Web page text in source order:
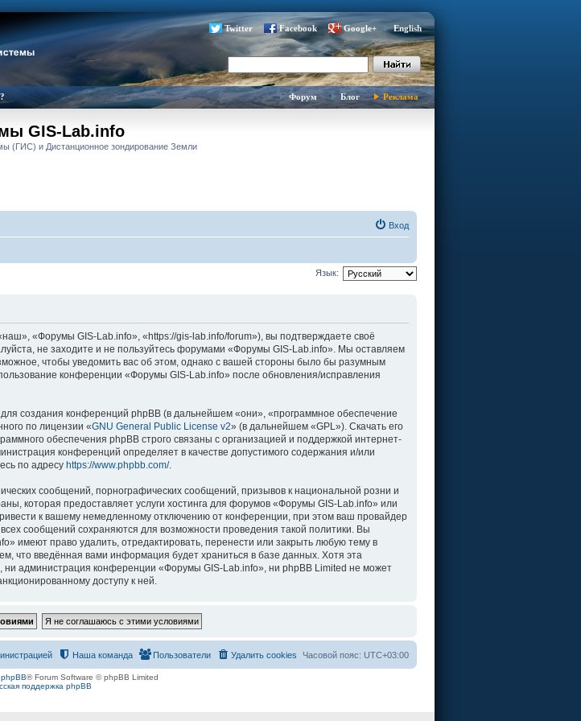
Twitter Facebook Google+ English
Форум Блог Реклама
GIS-Lab.info
(ГИС) и Дистанционное зондирование Земли
Вход
Язык:
«Форумы GIS-Lab.info», «https://gis-lab.info/forum»), вы подтверждаете своё
не заходите и не пользуйтесь форумами «Форумы GIS-Lab.info». Мы оставляем
чтобы уведомить вас об этом, однако с вашей стороны было бы разумным
конференции «Форумы GIS-Lab.info» после обновления/исправления
создания конференций phpBB (в дальнейшем «они», «программное обеспечение
по лицензии «GNU General Public License v2» (в дальнейшем «GPL»). Скачать его
обеспечения phpBB строго связаны с организацией и поддержкой интернет-
конференций определяет в качестве допустимого содержания и/или
по адресу https://www.phpbb.com/.
сообщений, порнографических сообщений, призывов к национальной розни и
которая предоставляет услуги хостинга для форумов «Форумы GIS-Lab.info» или
к вашему немедленному отключению от конференции, при этом ваш провайдер
сообщений сохраняются для возможности проведения такой политики. Вы
имеют право удалить, отредактировать, перенести или закрыть любую тему в
что введённая вами информация будет храниться в базе данных. Хотя эта
администрация конференции «Форумы GIS-Lab.info», ни phpBB Limited не может
доступу к ней.
Часовой пояс: UTC+03:00
Удалить cookies
Пользователи
Наша команда
phpBB® Forum Software © phpBB Limited
поддержка phpBB